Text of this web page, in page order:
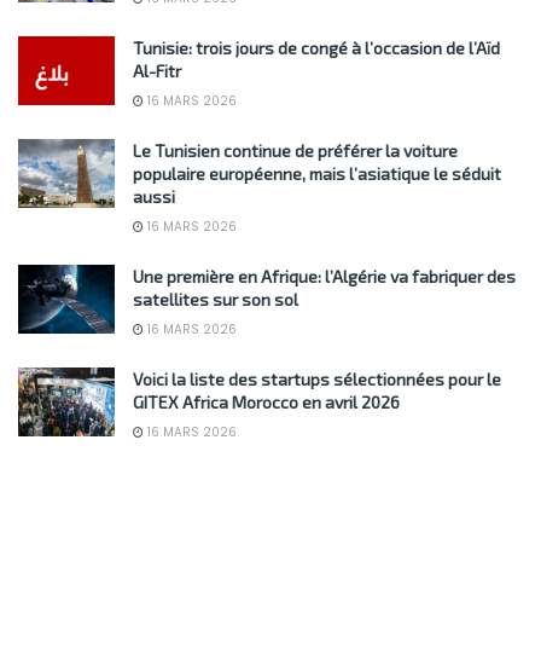
Tunisie: trois jours de congé à l’occasion de l’Aïd
Al-Fitr
16 MARS 2026
Le Tunisien continue de préférer la voiture
populaire européenne, mais l’asiatique le séduit
aussi
16 MARS 2026
Une première en Afrique: l’Algérie va fabriquer des
satellites sur son sol
16 MARS 2026
Voici la liste des startups sélectionnées pour le
GITEX Africa Morocco en avril 2026
16 MARS 2026